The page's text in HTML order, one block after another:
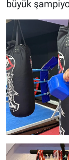
büyük